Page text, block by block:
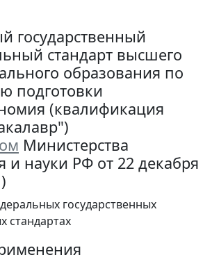
государственный
стандарт высшего
образования по
подготовки
(квалификация
Министерства
и науки РФ от 22 декабря
государственных
стандартах